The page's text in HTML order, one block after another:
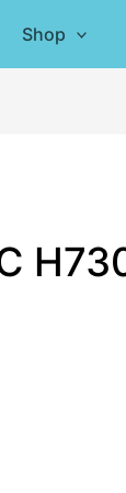
Shop